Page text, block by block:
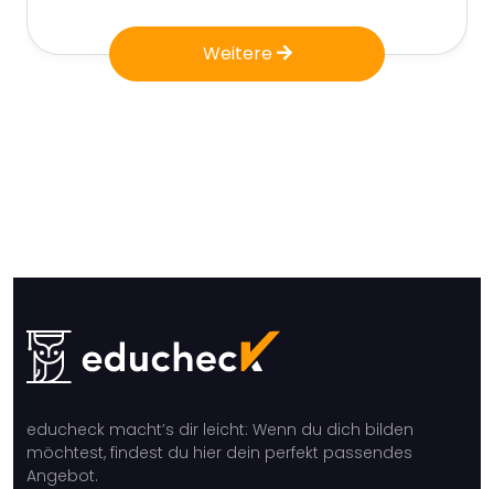
Weitere
educheck macht’s dir leicht: Wenn du dich bilden
möchtest, findest du hier dein perfekt passendes
Angebot.